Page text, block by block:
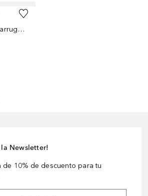
Exfoliante Facial Antiarrugas con Vitamina C
la Newsletter!
de 10% de descuento para tu